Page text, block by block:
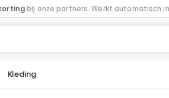
bij onze partners. Werkt automatisch
Kleding